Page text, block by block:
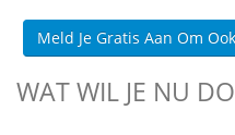
Meld Je Gratis Aan Om
WAT WIL JE NU